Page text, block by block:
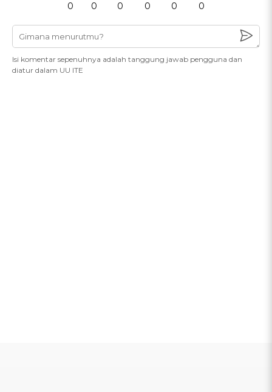
0 0 0 0 0 0
Isi komentar sepenuhnya adalah tanggung jawab pengguna dan
diatur dalam UU ITE